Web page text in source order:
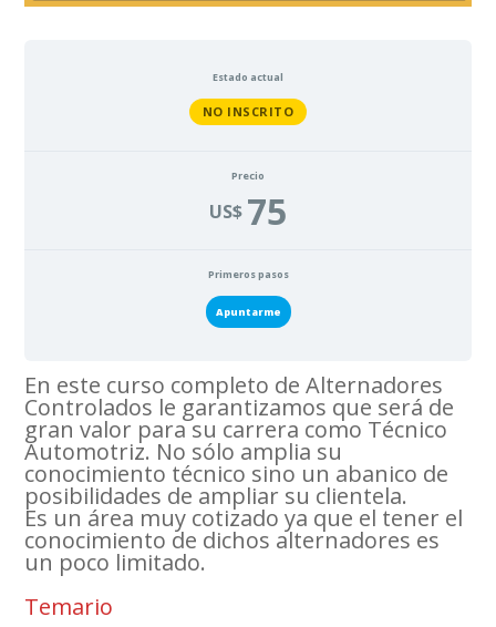
Estado actual
NO INSCRITO
Precio
US$ 75
Primeros pasos
Apuntarme
En este curso completo de Alternadores
Controlados le garantizamos que será de
gran valor para su carrera como Técnico
Automotriz. No sólo amplia su
conocimiento técnico sino un abanico de
posibilidades de ampliar su clientela.
Es un área muy cotizado ya que el tener el
conocimiento de dichos alternadores es
un poco limitado.
Temario